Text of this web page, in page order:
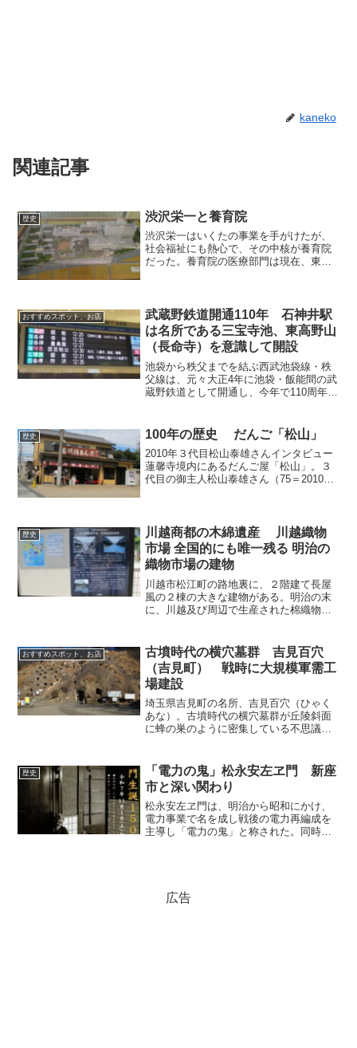
kaneko
関連記事
歴史 渋沢栄一と養育院
渋沢栄一はいくたの事業を手がけたが、
社会福祉にも熱心で、その中核が養育院
だった。養育院の医療部門は現在、東京
に本部がありましたが、関...
おすすめスポット、お店
武蔵野鉄道開通110年 石神井駅
は名所である三宝寺池、東高野山
（長命寺）を意識して開設
池袋から秩父までを結ぶ西武池袋線・秩
父線は、元々大正4年に池袋・飯能間の武
蔵野鉄道として開通し、今年で110周年を
題する企画展を開き（2025年4月～6
月）、鉄道と...
歴史 100年の歴史 だんご「松山」
2010年３代目松山泰雄さんインタビュー
蓮馨寺境内にあるだんご屋「松山」。３
代目の御主人松山泰雄さん（75＝2010
わりだから90年...
歴史
川越商都の木綿遺産 川越織物
市場 全国的にも唯一残る 明治の
織物市場の建物
川越市松江町の路地裏に、２階建て長屋
風の２棟の大きな建物がある。明治の末
に、川越及び周辺で生産された棉織物の
産業史を語る産業遺構であり、全国的に
も唯一現存する明治の織物...
おすすめスポット、お店
古墳時代の横穴墓群 吉見百穴
（吉見町） 戦時に大規模軍需工
場建設
埼玉県吉見町の名所、吉見百穴（ひゃく
あな）。古墳時代の横穴墓群が丘陵斜面
に蜂の巣のように密集している不思議な
ましについて、吉見町埋蔵文化財センタ
ーの太田賢一さんにご説明...
歴史
「電力の鬼」松永安左ヱ門 新座
市と深い関わり
松永安左ヱ門は、明治から昭和にかけ、
電力事業で名を成し戦後の電力再編成を
主導し「電力の鬼」と称された。同時
広告